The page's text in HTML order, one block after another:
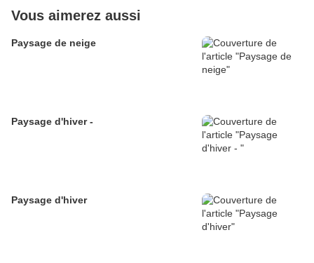
Vous aimerez aussi
Paysage de neige
Paysage d'hiver -
Paysage d'hiver